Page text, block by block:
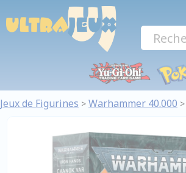
Jeux de Figurines > Warhammer 40.000 >
Panneau de gestion des cookies